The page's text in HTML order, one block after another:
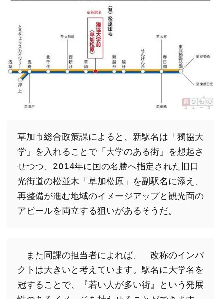
草加市総合政策課によると、新駅名は「獨協大
学」を入れることで「大学のある街」を想起さ
せつつ、2014年に国の名勝へ指定された旧日
光街道の松並木「草加松原」を副駅名に添え、
再整備が進む地域のイメージアップと観光面の
アピールを両立する狙いがあるそうだ。
また同課の担当者によれば、「改称のインパ
クトは大きいと考えています。駅名に大学名を
冠することで、『若い人が多い街』という発展